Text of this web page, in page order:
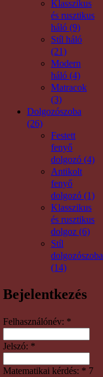
Klasszikus
és rusztikus
háló (9)
Stíl háló
(21)
Modern
háló (4)
Matracok
(3)
Dolgozószoba
(26)
Festett
fenyő
dolgozó (4)
Antikolt
fenyő
dolgozó (1)
Klasszikus
és rusztikus
dolgoz (6)
Stíl
dolgozószoba
(14)
Bejelentkezés
Felhasználónév: *
Jelszó: *
Matematikai kérdés: * 7